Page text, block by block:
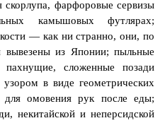
фарфоровые сервизы
камышовых футлярах;
— как ни странно, они, по
вывезены из Японии; пыльные
пахнущие, сложенные позади
в виде геометрических
омовения рук после еды;
некитайской и неперсидской